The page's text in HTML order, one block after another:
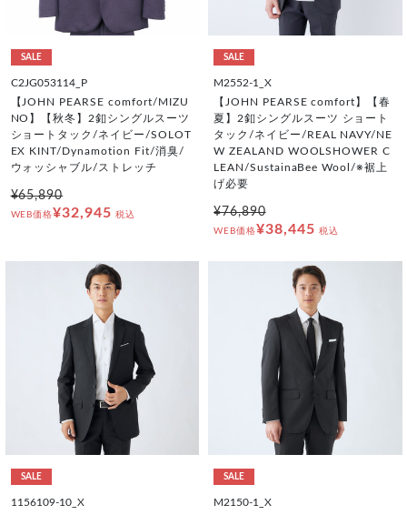
SALE
C2JG053114_P
【JOHN PEARSE comfort/MIZU
NO】【秋冬】2釦シングルスーツ
ショートタック/ネイビー/SOLOT
EX KINT/Dynamotion Fit/消臭/
ウォッシャブル/ストレッチ
¥65,890
WEB価格¥32,945 税込
SALE
M2552-1_X
【JOHN PEARSE comfort】【春
夏】2釦シングルスーツ ショート
タック/ネイビー/REAL NAVY/NE
W ZEALAND WOOLSHOWER C
LEAN/SustainaBee Wool/※裾上
げ必要
¥76,890
WEB価格¥38,445 税込
SALE
1156109-10_X
SALE
M2150-1_X